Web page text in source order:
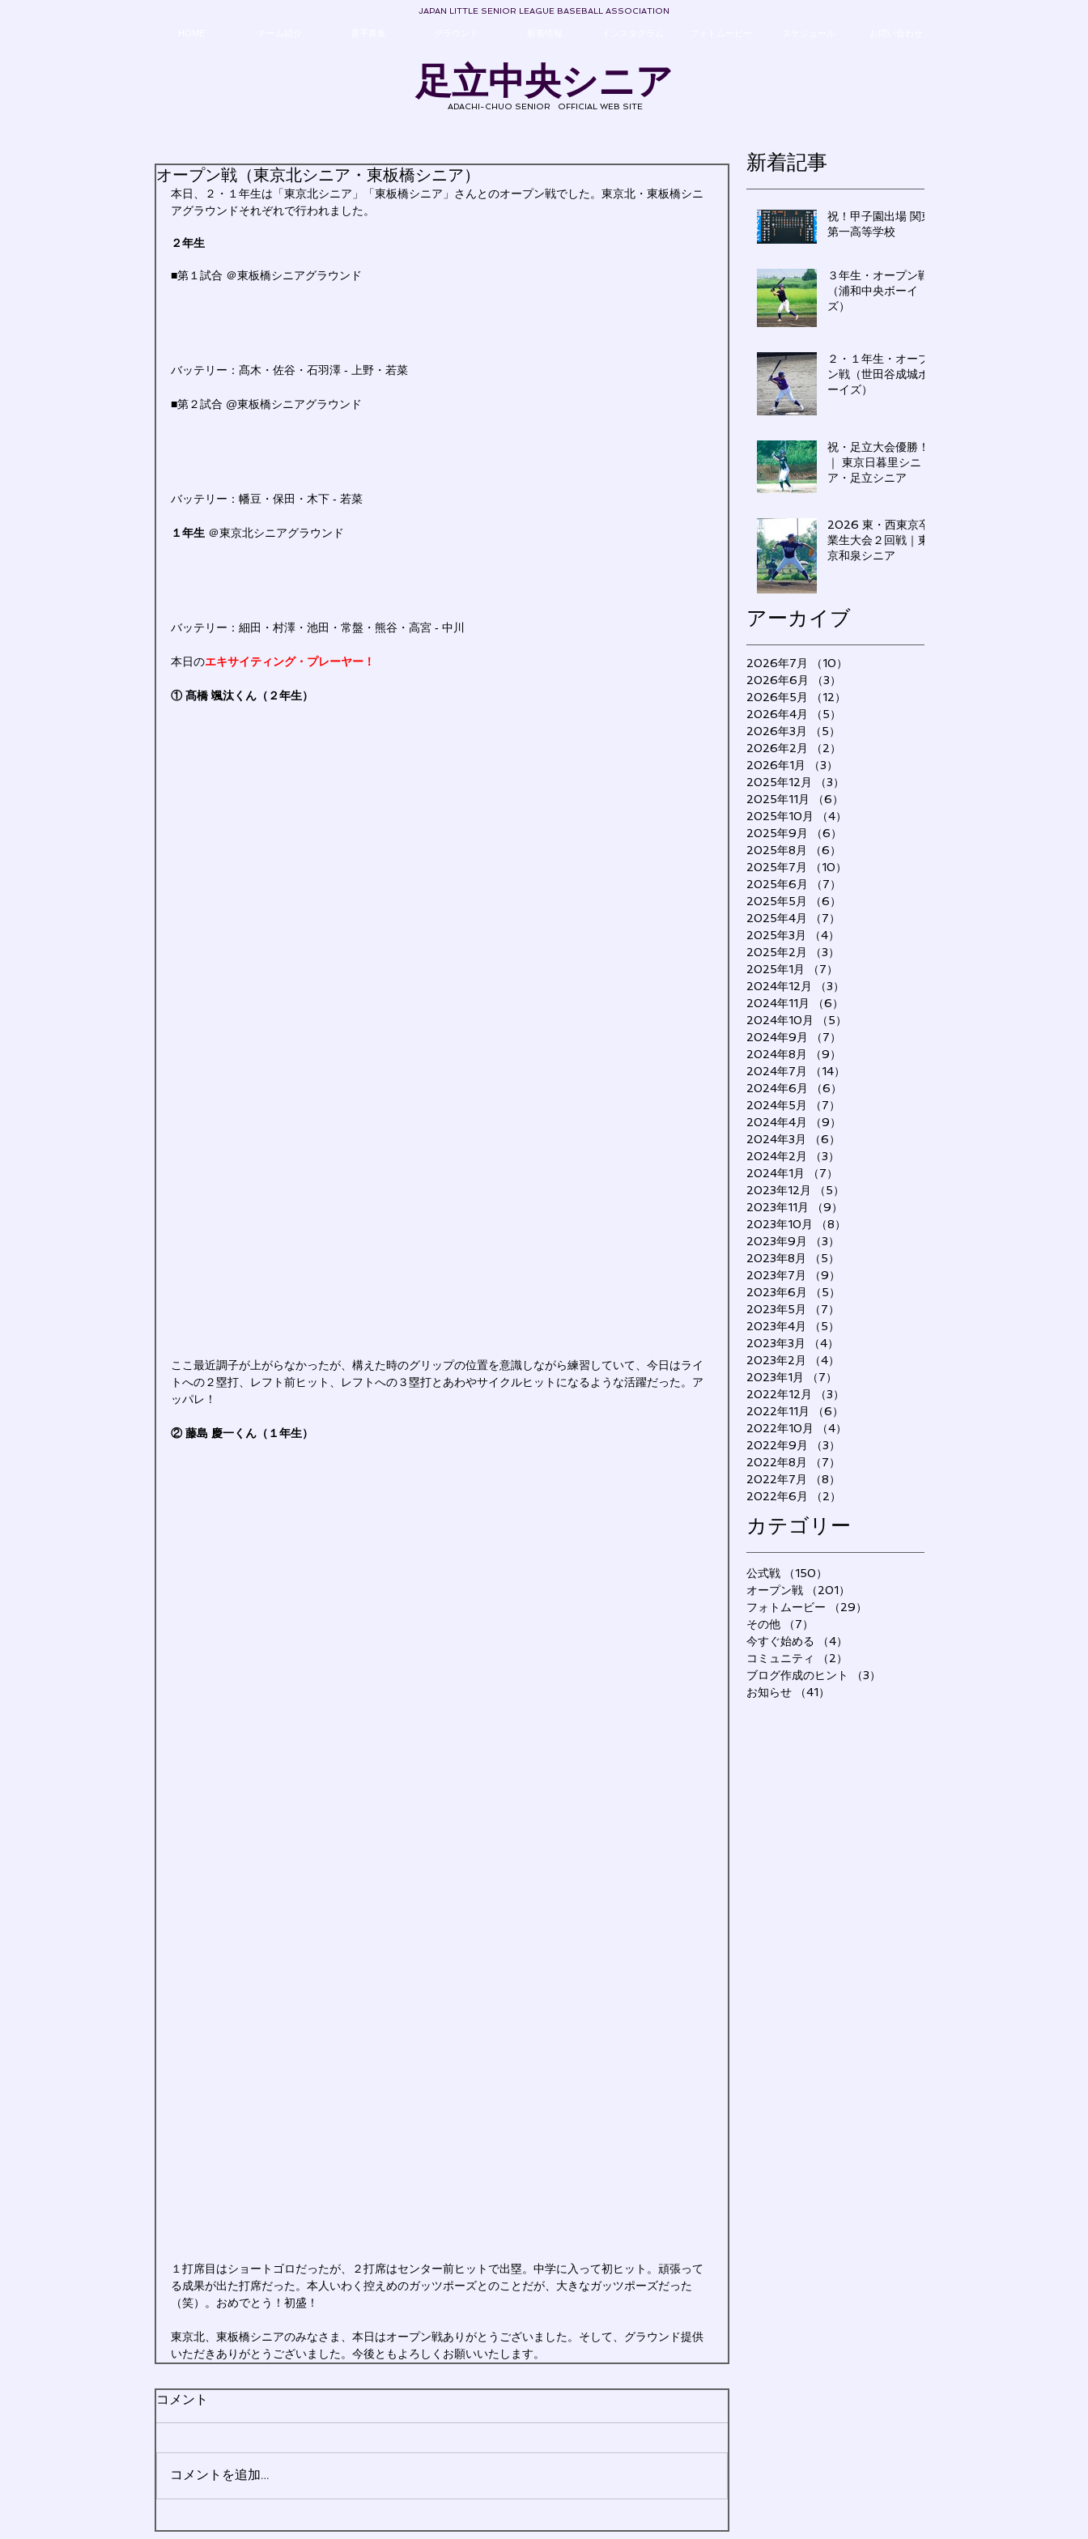
JAPAN LITTLE SENIOR LEAGUE BASEBALL ASSOCIATION
足立中央シニア
ADACHI-CHUO SENIOR
OFFICIAL WEB SITE
オープン戦（東京北シニア・東板橋シニア）
本日、２・１年生は「東京北シニア」「東板橋シニア」さんとのオープン戦でした。東京北・東板橋シニ
アグラウンドそれぞれで行われました。
２年生
■第１試合 ＠東板橋シニアグラウンド
バッテリー：髙木・佐谷・石羽澤 - 上野・若菜
■第２試合 @東板橋シニアグラウンド
バッテリー：幡豆・保田・木下 - 若菜
１年生 ＠東京北シニアグラウンド
バッテリー：細田・村澤・池田・常盤・熊谷・高宮 - 中川
本日のエキサイティング・プレーヤー！
① 髙橋 颯汰くん（２年生）
ここ最近調子が上がらなかったが、構えた時のグリップの位置を意識しながら練習していて、今日はライ
トへの２塁打、レフト前ヒット、レフトへの３塁打とあわやサイクルヒットになるような活躍だった。ア
ッパレ！
② 藤島 慶一くん（１年生）
１打席目はショートゴロだったが、２打席はセンター前ヒットで出塁。中学に入って初ヒット。頑張って
る成果が出た打席だった。本人いわく控えめのガッツポーズとのことだが、大きなガッツポーズだった
（笑）。おめでとう！初盛！
東京北、東板橋シニアのみなさま、本日はオープン戦ありがとうございました。そして、グラウンド提供
いただきありがとうございました。今後ともよろしくお願いいたします。
コメント
コメントを追加…
新着記事
祝！甲子園出場 関東
第一高等学校
３年生・オープン戦
（浦和中央ボーイ
ズ）
２・１年生・オープ
ン戦（世田谷成城ボ
ーイズ）
祝・足立大会優勝！
｜ 東京日暮里シニ
ア・足立シニア
2026 東・西東京卒
業生大会２回戦｜東
京和泉シニア
アーカイブ
2026年7月 （10）
2026年6月
（3）
2026年5月
（12）
2026年4月
（5）
2026年3月
（5）
2026年2月
（2）
2026年1月
（3）
2025年12月
（3）
2025年11月
（6）
2025年10月
（4）
2025年9月
（6）
2025年8月
（6）
2025年7月
（10）
2025年6月
（7）
2025年5月
（6）
2025年4月
（7）
2025年3月
（4）
2025年2月
（3）
2025年1月
（7）
2024年12月
（3）
2024年11月
（6）
2024年10月
（5）
2024年9月
（7）
2024年8月
（9）
2024年7月
（14）
2024年6月
（6）
2024年5月
（7）
2024年4月
（9）
2024年3月
（6）
2024年2月
（3）
2024年1月
（7）
2023年12月
（5）
2023年11月
（9）
2023年10月
（8）
2023年9月
（3）
2023年8月
（5）
2023年7月
（9）
2023年6月
（5）
2023年5月
（7）
2023年4月
（5）
2023年3月
（4）
2023年2月
（4）
2023年1月
（7）
2022年12月
（3）
2022年11月
（6）
2022年10月
（4）
2022年9月
（3）
2022年8月
（7）
2022年7月
（8）
2022年6月
（2）
カテゴリー
公式戦 （150）
オープン戦
（201）
フォトムービー
（29）
その他
（7）
今すぐ始める
（4）
コミュニティ
（2）
ブログ作成のヒント
（3）
お知らせ
（41）